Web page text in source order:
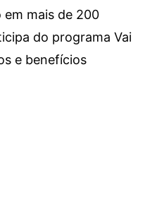
mais de 200
do programa Vai
e benefícios